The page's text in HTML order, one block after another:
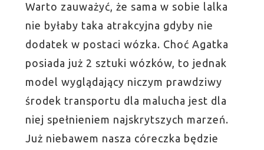
Warto zauważyć, że sama w sobie lalka
nie byłaby taka atrakcyjna gdyby nie
dodatek w postaci wózka. Choć Agatka
posiada już 2 sztuki wózków, to jednak
model wyglądający niczym prawdziwy
środek transportu dla malucha jest dla
niej spełnieniem najskrytszych marzeń.
Już niebawem nasza córeczka będzie